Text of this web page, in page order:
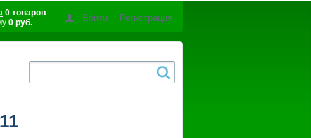
0 товаров
0 руб. Войти Регистрация